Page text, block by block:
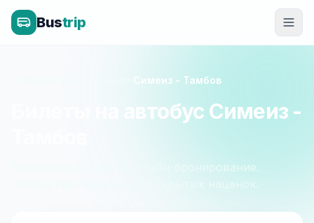
Bustrip
Симеиз - Тамбов
Билеты на автобус Симеиз -
Расписание, цены и онлайн-бронирование.
Оплата при посадке, без скрытых наценок.